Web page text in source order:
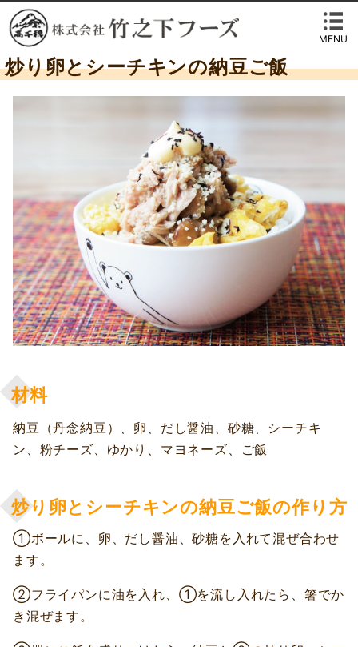
MENU
炒り卵とシーチキンの納豆ご飯
材料
納豆（丹念納豆）、卵、だし醤油、砂糖、シーチキ
ン、粉チーズ、ゆかり、マヨネーズ、ご飯
炒り卵とシーチキンの納豆ご飯の作り方
①ボールに、卵、だし醤油、砂糖を入れて混ぜ合わせ
ます。
②フライパンに油を入れ、①を流し入れたら、箸でか
き混ぜます。